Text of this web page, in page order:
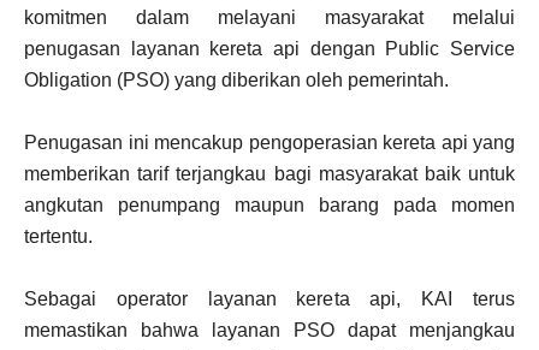
komitmen dalam melayani masyarakat melalui
penugasan layanan kereta api dengan Public Service
Obligation (PSO) yang diberikan oleh pemerintah.
Penugasan ini mencakup pengoperasian kereta api yang
memberikan tarif terjangkau bagi masyarakat baik untuk
angkutan penumpang maupun barang pada momen
tertentu.
Sebagai operator layanan kereta api, KAI terus
memastikan bahwa layanan PSO dapat menjangkau